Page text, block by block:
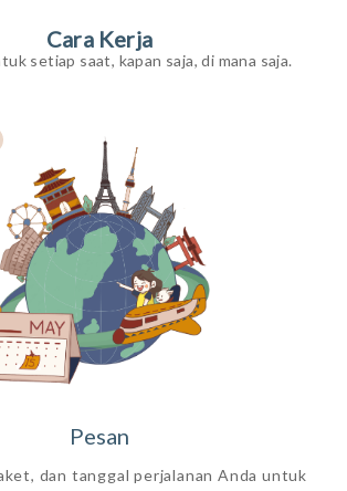
Cara Kerja
setiap saat, kapan saja, di mana saja.
Pesan
dan tanggal perjalanan Anda untuk